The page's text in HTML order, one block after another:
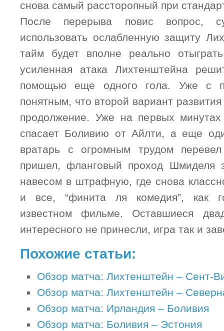
снова самый рассторопный при
После перерыва повис вопрос,
использовать ослабленную защиту
тайм будет вполне реально
усиленная атака Лихтенштейна
помощью еще одного гола. Уже с
понятным, что второй вариант
продолжение. Уже на первых минутах
спасает Боливию от Айлти, а еще
вратарь с огромным трудом
пришел, фланговый проход Шмиделя
навесом в штрафную, где снова
и все, “финита ля комедия”, как
известном фильме. Оставшиеся
интересного не принесли, игра так и
Похожие статьи:
Обзор матча: Лихтенштейн – Сент-
Обзор матча: Лихтенштейн –
Обзор матча: Ирландия – Боливия
Обзор матча: Боливия – Эстония